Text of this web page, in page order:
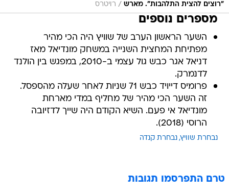
"רוצים להצית התלהבות". מארש / רויטרס
מספרים נוספים
השער הראשון הערב של שוויץ היה הכי מהיר
מפתיחת המחצית השנייה במשחק מונדיאל מאז
דניאל אגר כבש גול עצמי ב-2010, במפגש בין הולנד
לדנמרק.
פרומיס דייויד כבש 71 שניות לאחר שעלה מהספסל.
זה השער הכי מהיר של מחליף במדי מארחת
מונדיאל אי פעם. השיא הקודם היה שייך לדזיובה
הרוסי (2018).
נבחרת שוויץ נבחרת קנדה
טרם התפרסמו תגובות